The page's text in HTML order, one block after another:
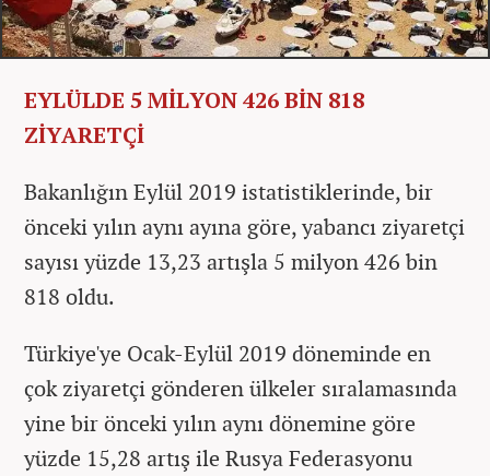
EYLÜLDE 5 MİLYON 426 BİN 818
ZİYARETÇİ
Bakanlığın Eylül 2019 istatistiklerinde, bir
önceki yılın aynı ayına göre, yabancı ziyaretçi
sayısı yüzde 13,23 artışla 5 milyon 426 bin
818 oldu.
Türkiye'ye Ocak-Eylül 2019 döneminde en
çok ziyaretçi gönderen ülkeler sıralamasında
yine bir önceki yılın aynı dönemine göre
yüzde 15,28 artış ile Rusya Federasyonu